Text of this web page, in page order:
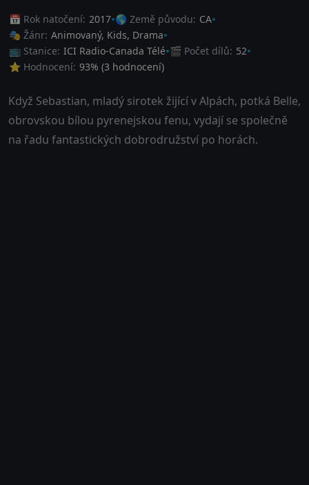
📅 Rok natočení: 2017 🌎 Země původu: CA
🎭 Žánr: Animovaný, Kids, Drama
📺 Stanice: ICI Radio-Canada Télé 🎬 Počet dílů: 52
⭐ Hodnocení: 93% (3 hodnocení)
Když Sebastian, mladý sirotek žijící v Alpách, potká Belle,
obrovskou bílou pyrenejskou fenu, vydají se společně
na řadu fantastických dobrodružství po horách.